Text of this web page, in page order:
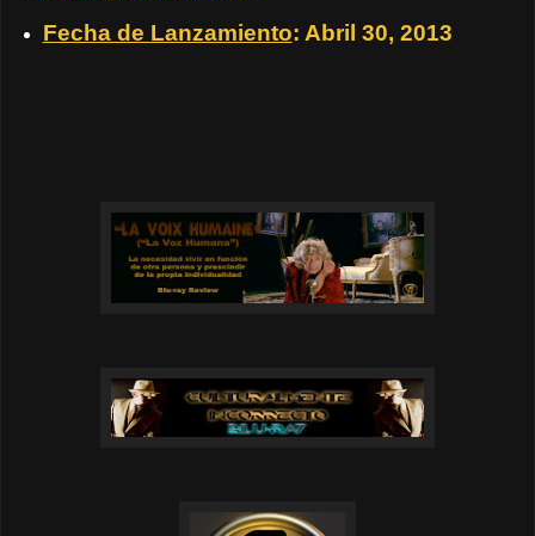
Fecha de Lanzamiento: Abril 30, 2013